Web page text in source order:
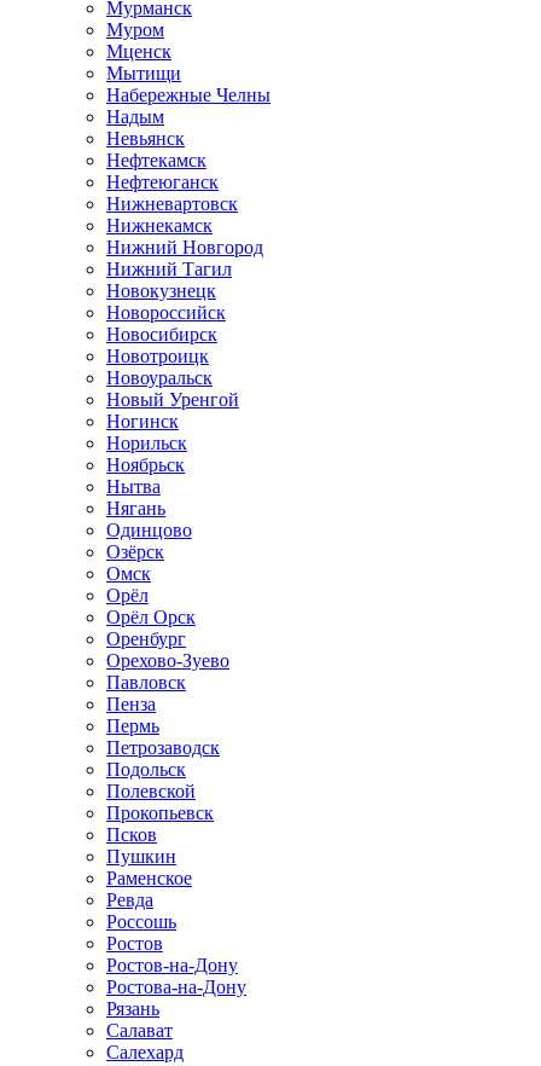
Мурманск
Муром
Мценск
Мытищи
Набережные Челны
Надым
Невьянск
Нефтекамск
Нефтеюганск
Нижневартовск
Нижнекамск
Нижний Новгород
Нижний Тагил
Новокузнецк
Новороссийск
Новосибирск
Новотроицк
Новоуральск
Новый Уренгой
Ногинск
Норильск
Ноябрьск
Нытва
Нягань
Одинцово
Озёрск
Омск
Орёл
Орёл Орск
Оренбург
Орехово-Зуево
Павловск
Пенза
Пермь
Петрозаводск
Подольск
Полевской
Прокопьевск
Псков
Пушкин
Раменское
Ревда
Россошь
Ростов
Ростов-на-Дону
Ростова-на-Дону
Рязань
Салават
Салехард